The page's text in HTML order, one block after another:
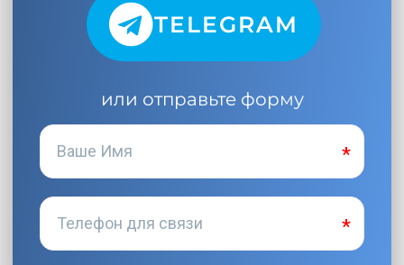
TELEGRAM
или отправьте форму